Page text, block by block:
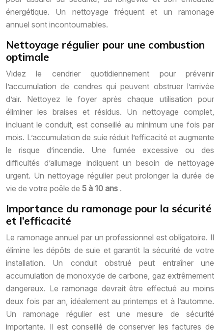
énergétique. Un nettoyage fréquent et un ramonage
annuel sont incontournables.
Nettoyage régulier pour une combustion
optimale
Videz le cendrier quotidiennement pour prévenir
l’accumulation de cendres qui peuvent obstruer l’arrivée
d’air. Nettoyez le foyer après chaque utilisation pour
éliminer les braises et résidus. Un nettoyage complet,
incluant le conduit, est conseillé au minimum une fois par
mois. L’accumulation de suie réduit l’efficacité et augmente
le risque d’incendie. Une fumée excessive ou des
difficultés d’allumage indiquent un besoin de nettoyage
urgent. Un nettoyage régulier peut prolonger la durée de
vie de votre poêle de 5 à 10 ans .
Importance du ramonage pour la sécurité
et l’efficacité
Le ramonage annuel par un professionnel est obligatoire. Il
élimine les dépôts de suie et garantit la sécurité de votre
installation. Un conduit obstrué peut entraîner une
accumulation de monoxyde de carbone, gaz extrêmement
dangereux. Le ramonage devrait être effectué au moins
deux fois par an, idéalement au printemps et à l’automne.
Un ramonage régulier est une mesure de sécurité
importante. Il est conseillé de conserver les factures de